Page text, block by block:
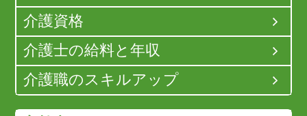
介護資格
介護士の給料と年収
介護職のスキルアップ